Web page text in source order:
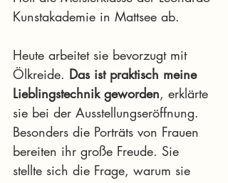
Kunstakademie in Mattsee ab.
Heute arbeitet sie bevorzugt mit
Ölkreide. Das ist praktisch meine
Lieblingstechnik geworden, erklärte
sie bei der Ausstellungseröffnung.
Besonders die Porträts von Frauen
bereiten ihr große Freude. Sie
stellte sich die Frage, warum sie